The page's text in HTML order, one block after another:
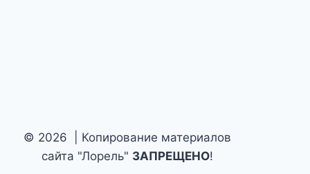
© 2026 | Копирование материалов
сайта "Лорель" ЗАПРЕЩЕНО!